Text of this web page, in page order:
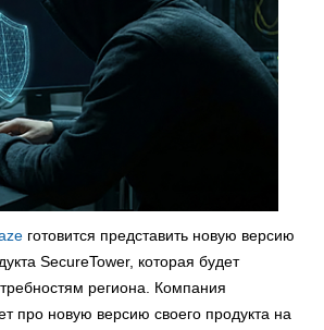
готовится представить новую версию
SecureTower, которая будет
региона. Компания
про новую версию своего продукта на